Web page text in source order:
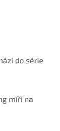
do série
míří na